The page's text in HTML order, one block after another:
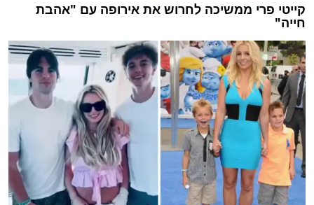
קייטי פרי ממשיכה לחרוש את אירופה עם "אהבת
חייה"